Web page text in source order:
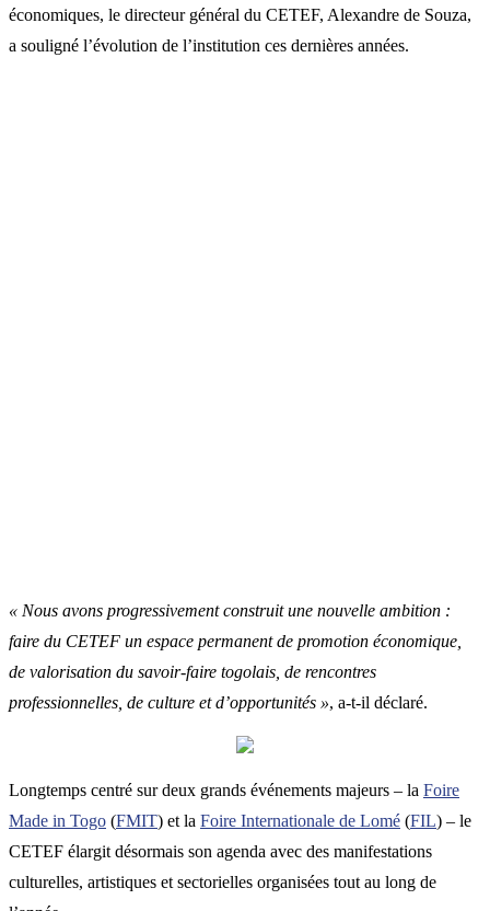
économiques, le directeur général du CETEF, Alexandre de Souza,
a souligné l’évolution de l’institution ces dernières années.
« Nous avons progressivement construit une nouvelle ambition :
faire du CETEF un espace permanent de promotion économique,
de valorisation du savoir-faire togolais, de rencontres
professionnelles, de culture et d’opportunités », a-t-il déclaré.
Longtemps centré sur deux grands événements majeurs – la Foire
Made in Togo (FMIT) et la Foire Internationale de Lomé (FIL) – le
CETEF élargit désormais son agenda avec des manifestations
culturelles, artistiques et sectorielles organisées tout au long de